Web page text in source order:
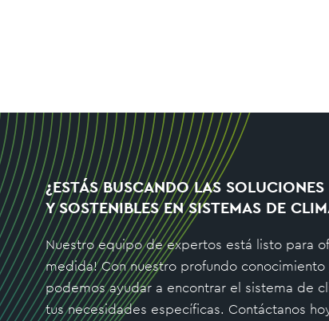
¿ESTÁS BUSCANDO LAS
Y SOSTENIBLES EN SISTEMAS DE
Nuestro equipo de expertos está listo para
medida! Con nuestro profundo
podemos ayudar a encontrar el sistema de
tus necesidades específicas. Contáctanos